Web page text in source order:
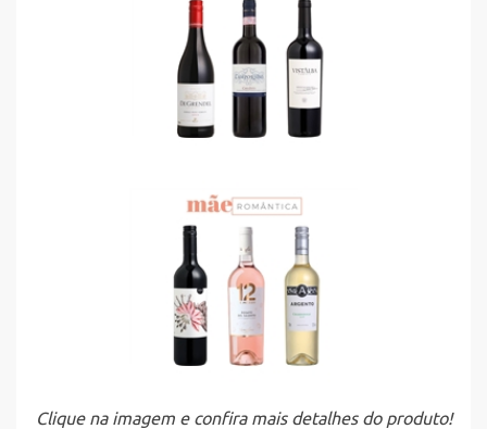
Clique na imagem e confira mais detalhes do produto!